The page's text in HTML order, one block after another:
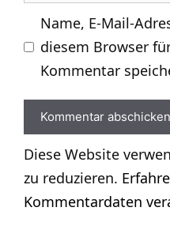
Name, E-Mail-
diesem Browser
Kommentar
Diese Website
zu reduzieren.
Kommentardaten